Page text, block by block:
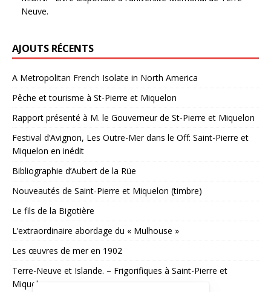
Neuve.
AJOUTS RÉCENTS
A Metropolitan French Isolate in North America
Pêche et tourisme à St-Pierre et Miquelon
Rapport présenté à M. le Gouverneur de St-Pierre et Miquelon
Festival d’Avignon, Les Outre-Mer dans le Off: Saint-Pierre et
Miquelon en inédit
Bibliographie d’Aubert de la Rüe
Nouveautés de Saint-Pierre et Miquelon (timbre)
Le fils de la Bigotière
L’extraordinaire abordage du « Mulhouse »
Les œuvres de mer en 1902
Terre-Neuve et Islande. – Frigorifiques à Saint-Pierre et
Miquelon